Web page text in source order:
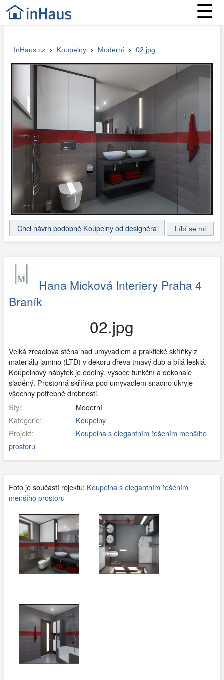
☰
InHaus.cz › Koupelny › Moderní › 02.jpg
Chci návrh podobné Koupelny od designéra
Hana Micková Interiery Praha 4
Braník
02.jpg
Velká zrcadlová stěna nad umyvadlem a praktické skříňky z
materiálu lamino (LTD) v dekoru dřeva tmavý dub a bílá lesklá.
Koupelnový nábytek je odolný, vysoce funkční a dokonale
sladěný. Prostorná skříňka pod umyvadlem snadno ukryje
všechny potřebné drobnosti.
Styl:
Moderní
Kategorie:
Koupelny
Projekt:
Koupelna s elegantním řešením menšího
prostoru
Foto je součástí rojektu: Koupelna s elegantním řešením
menšího prostoru